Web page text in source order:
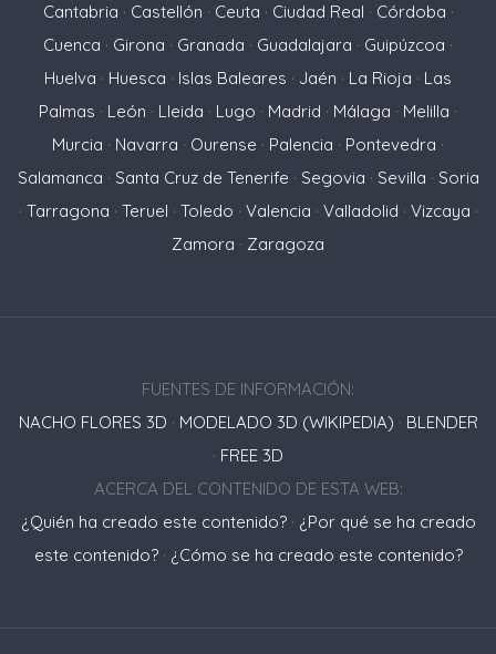
Cantabria · Castellón · Ceuta · Ciudad Real · Córdoba ·
Cuenca · Girona · Granada · Guadalajara · Guipúzcoa ·
Huelva · Huesca · Islas Baleares · Jaén · La Rioja · Las
Palmas · León · Lleida · Lugo · Madrid · Málaga · Melilla ·
Murcia · Navarra · Ourense · Palencia · Pontevedra ·
Salamanca · Santa Cruz de Tenerife · Segovia · Sevilla · Soria
· Tarragona · Teruel · Toledo · Valencia · Valladolid · Vizcaya ·
Zamora · Zaragoza
FUENTES DE INFORMACIÓN:
NACHO FLORES 3D · MODELADO 3D (WIKIPEDIA) · BLENDER
· FREE 3D
ACERCA DEL CONTENIDO DE ESTA WEB:
¿Quién ha creado este contenido?· ¿Por qué se ha creado
este contenido?· ¿Cómo se ha creado este contenido?